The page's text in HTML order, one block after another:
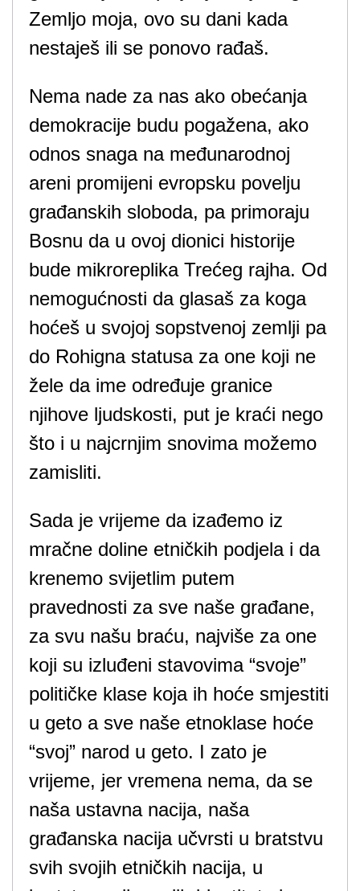
Zemljo moja, ovo su dani kada
nestaješ ili se ponovo rađaš.
Nema nade za nas ako obećanja
demokracije budu pogažena, ako
odnos snaga na međunarodnoj
areni promijeni evropsku povelju
građanskih sloboda, pa primoraju
Bosnu da u ovoj dionici historije
bude mikroreplika Trećeg rajha. Od
nemogućnosti da glasaš za koga
hoćeš u svojoj sopstvenoj zemlji pa
do Rohigna statusa za one koji ne
žele da ime određuje granice
njihove ljudskosti, put je kraći nego
što i u najcrnjim snovima možemo
zamisliti.
Sada je vrijeme da izađemo iz
mračne doline etničkih podjela i da
krenemo svijetlim putem
pravednosti za sve naše građane,
za svu našu braću, najviše za one
koji su izluđeni stavovima “svoje”
političke klase koja ih hoće smjestiti
u geto a sve naše etnoklase hoće
“svoj” narod u geto. I zato je
vrijeme, jer vremena nema, da se
naša ustavna nacija, naša
građanska nacija učvrsti u bratstvu
svih svojih etničkih nacija, u